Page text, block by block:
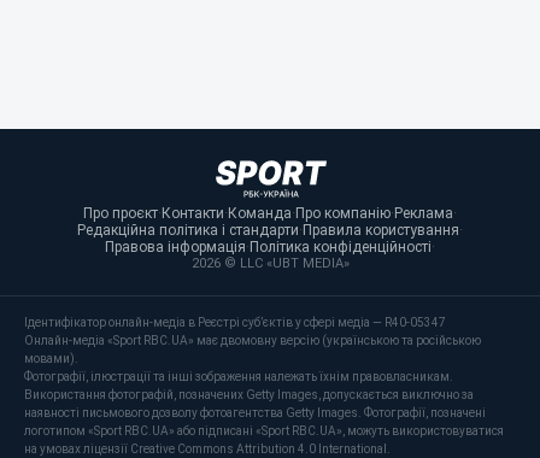
Про проєкт· Контакти· Команда· Про компанію· Реклама·
Редакційна політика і стандарти· Правила користування·
Правова інформація· Політика конфіденційності·
2026 © LLC «UBT MEDIA»
Ідентифікатор онлайн-медіа в Реєстрі суб’єктів у сфері медіа — R40-05347
Онлайн-медіа «Sport RBC.UA» має двомовну версію (українською та російською
мовами).
Фотографії, ілюстрації та інші зображення належать їхнім правовласникам.
Використання фотографій, позначених Getty Images, допускається виключно за
наявності письмового дозволу фотоагентства Getty Images. Фотографії, позначені
логотипом «Sport RBC.UA» або підписані «Sport RBC.UA», можуть використовуватися
на умовах ліцензії Creative Commons Attribution 4.0 International.